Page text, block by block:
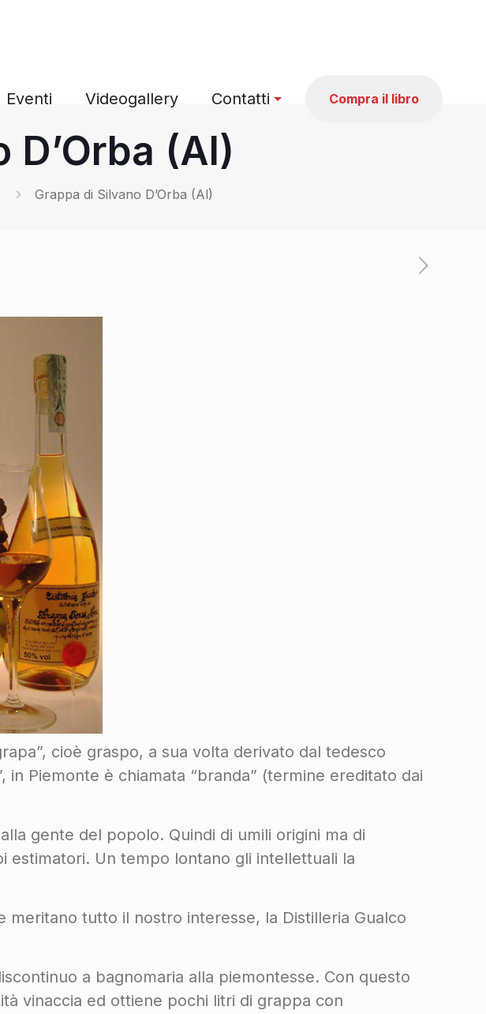
Eventi Videogallery Contatti Compra il libro
D’Orba (Al)
Grappa di Silvano D’Orba (Al)
cioè graspo, a sua volta derivato dal tedesco
in Piemonte è chiamata “branda” (termine ereditato dai
gente del popolo. Quindi di umili origini ma di
estimatori. Un tempo lontano gli intellettuali la
meritano tutto il nostro interesse, la Distilleria Gualco
a bagnomaria alla piemontesse. Con questo
vinaccia ed ottiene pochi litri di grappa con